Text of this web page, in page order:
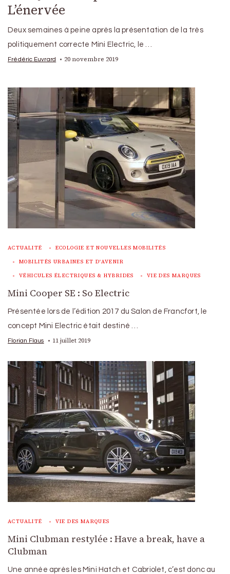
L’énervée
Deux semaines à peine après la présentation de la très
politiquement correcte Mini Electric, le …
Frédéric Euvrard 20 novembre 2019
ACTUALITÉ ECOLOGIE ET NOUVELLES MOBILITÉS
MOBILITÉS URBAINES ET D'AVENIR
VÉHICULES ÉLECTRIQUES & HYBRIDES VIE DES MARQUES
Mini Cooper SE : So Electric
Présentée lors de l’édition 2017 du Salon de Francfort, le
concept Mini Electric était destiné …
Florian Flaus 11 juillet 2019
ACTUALITÉ VIE DES MARQUES
Mini Clubman restylée : Have a break, have a
Clubman
Une année après les Mini Hatch et Cabriolet, c’est donc au